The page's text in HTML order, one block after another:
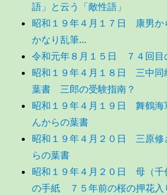
語」と云う「敵性語」
昭和１９年４月１７日 康男
かなり乱筆…
令和元年８月１５日 ７４回
昭和１９年４月１８日 三中同
葉書 三郎の受験指南？
昭和１９年４月１９日 舞鶴
んからの葉書
昭和１９年４月２０日 三原修
らの葉書
昭和１９年４月２０日 母（千
の手紙 ７５年前の桜の押花入